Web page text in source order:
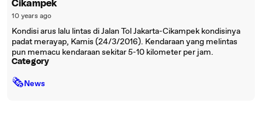
Cikampek
10 years ago
Kondisi arus lalu lintas di Jalan Tol Jakarta-Cikampek kondisinya
padat merayap, Kamis (24/3/2016). Kendaraan yang melintas
pun memacu kendaraan sekitar 5-10 kilometer per jam.
Category
🗞News